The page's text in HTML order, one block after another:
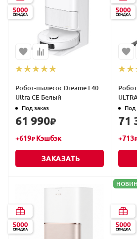
Робот-пылесос Dreame L40
Ultra CE Белый
Под заказ
61 990₽
+619₽Кэшбэк
ЗАКАЗАТЬ
Под
71
+713₽